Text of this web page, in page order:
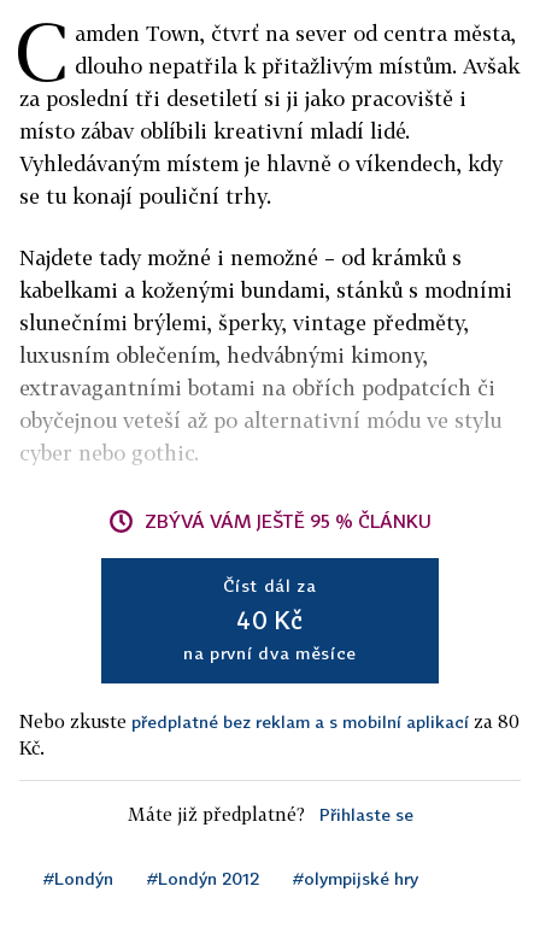
C amden Town, čtvrť na sever od centra města,
dlouho nepatřila k přitažlivým místům. Avšak
za poslední tři desetiletí si ji jako pracoviště i
místo zábav oblíbili kreativní mladí lidé.
Vyhledávaným místem je hlavně o víkendech, kdy
se tu konají pouliční trhy.
Najdete tady možné i nemožné – od krámků s
kabelkami a koženými bundami, stánků s modními
slunečními brýlemi, šperky, vintage předměty,
luxusním oblečením, hedvábnými kimony,
extravagantními botami na obřích podpatcích či
obyčejnou veteší až po alternativní módu ve stylu
cyber nebo gothic.
ZBÝVÁ VÁM JEŠTĚ 95 % ČLÁNKU
Číst dál za
40 Kč
na první dva měsíce
Nebo zkuste předplatné bez reklam a s mobilní aplikací za 80
Kč.
Máte již předplatné? Přihlaste se
#Londýn #Londýn 2012 #olympijské hry